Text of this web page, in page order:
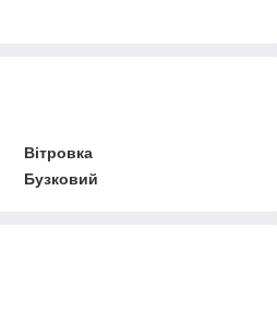
Вітровка
Бузковий